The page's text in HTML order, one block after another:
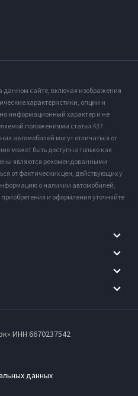
сайте, включая изображения
характеристики, опции и
информационный характер и не
положениями статьи 437
автомобилей могут отличаться от
может быть доступна только как
являются рекомендованными
от фактических цен, действующих у
о наличии автомобилей,
и оформления уточняйте
ИНН 6670237542
данных